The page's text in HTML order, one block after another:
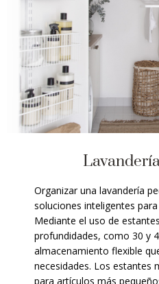
Organizar una lavandería
soluciones inteligentes
Mediante el uso de
profundidades, como 30 y
almacenamiento flexible
necesidades. Los estantes
para artículos más